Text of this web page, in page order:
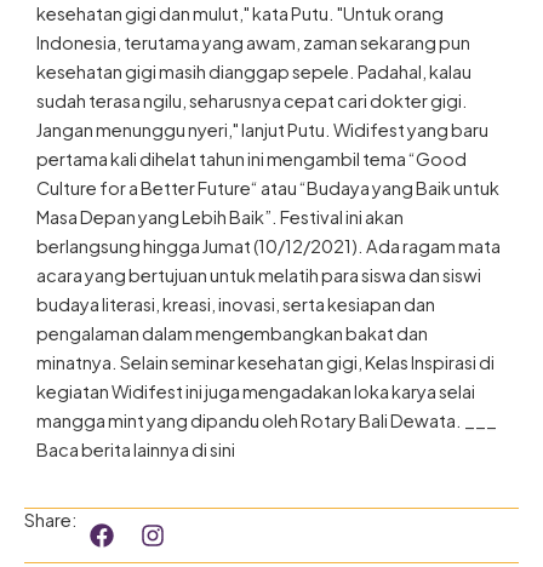
kesehatan gigi dan mulut," kata Putu. "Untuk orang
Indonesia, terutama yang awam, zaman sekarang pun
kesehatan gigi masih dianggap sepele. Padahal, kalau
sudah terasa ngilu, seharusnya cepat cari dokter gigi.
Jangan menunggu nyeri," lanjut Putu. Widifest yang baru
pertama kali dihelat tahun ini mengambil tema “Good
Culture for a Better Future“ atau “Budaya yang Baik untuk
Masa Depan yang Lebih Baik”. Festival ini akan
berlangsung hingga Jumat (10/12/2021). Ada ragam mata
acara yang bertujuan untuk melatih para siswa dan siswi
budaya literasi, kreasi, inovasi, serta kesiapan dan
pengalaman dalam mengembangkan bakat dan
minatnya. Selain seminar kesehatan gigi, Kelas Inspirasi di
kegiatan Widifest ini juga mengadakan loka karya selai
mangga mint yang dipandu oleh Rotary Bali Dewata. ___
Baca berita lainnya di sini
Share:
F
a
I
n